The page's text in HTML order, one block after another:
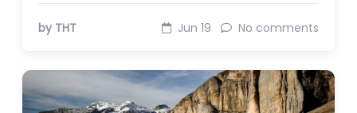
by THT Jun 19 No comments